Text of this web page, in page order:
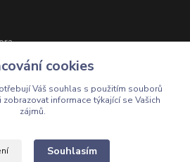
975
8-14 hod.
sběr cookies.
cookies
Váš souhlas s použitím souborů
informace týkající se Vašich
zájmů.
Souhlasím